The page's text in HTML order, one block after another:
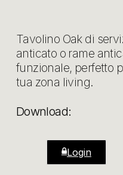
Download:
Login
Tavolino Oak di
anticato o rame
funzionale, perfetto
tua zona living.